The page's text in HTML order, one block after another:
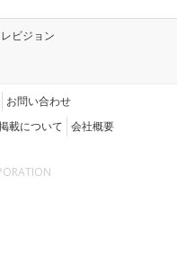
ビジョン
お問い合わせ
載について 会社概要